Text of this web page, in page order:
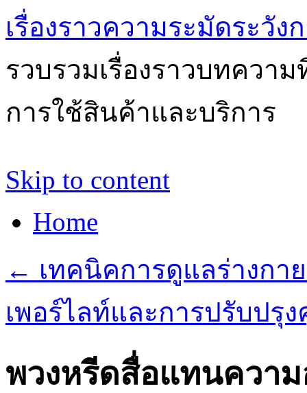
เรื่องราวความระมัดระวัง
รวบรวมเรื่องราวบทควา
การใช้สินค้าและบริการ
Skip to content
Home
← เทคนิคการดูแลร่างกา
เพอร์ไลท์และการปรับป
พวงหรีดสื่อแทนควา